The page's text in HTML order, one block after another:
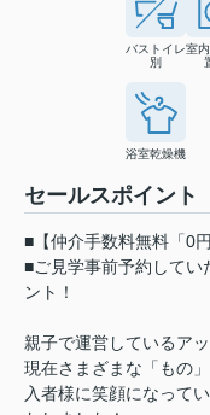
バストイレ
別
室
浴室乾燥機
セールスポイント
■【仲介手数料無料「0円
■ご見学事前予約して
ント！
親子で運営しているア
現在さまざまな「もの
入者様に笑顔になって